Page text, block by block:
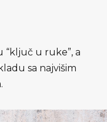
“ključ u ruke”, a
sa najvišim